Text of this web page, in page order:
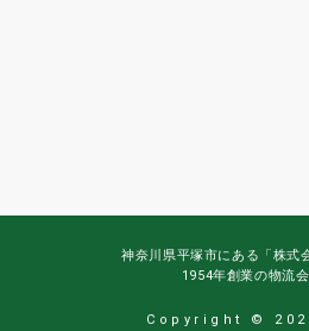
神奈川県平塚市にある「株式
1954年創業の物流
Copyright ©